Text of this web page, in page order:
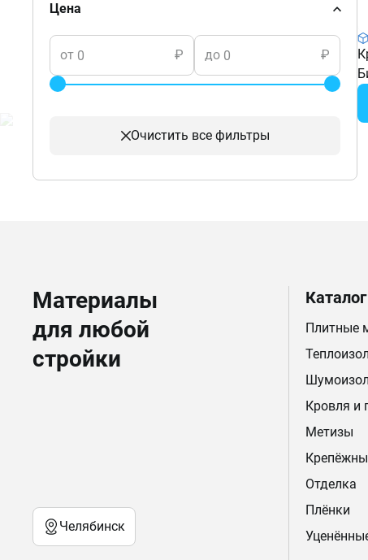
Цена
от ₽ до ₽
Очистить все фильтры
Материалы
для любой
стройки
Челябинск
Каталог
Плитные
Кровля и
Метизы
Отделка
Плёнки